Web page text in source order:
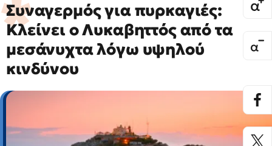
Συναγερμός για πυρκαγιές:
Κλείνει ο Λυκαβηττός από τα
μεσάνυχτα λόγω υψηλού
κινδύνου